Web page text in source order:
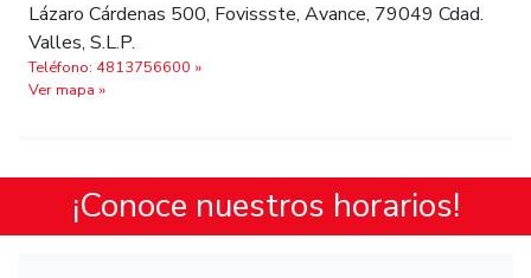
Lázaro Cárdenas 500, Fovissste, Avance, 79049 Cdad.
Valles, S.L.P.
Teléfono: 4813756600 »
Ver mapa »
¡Conoce nuestros horarios!